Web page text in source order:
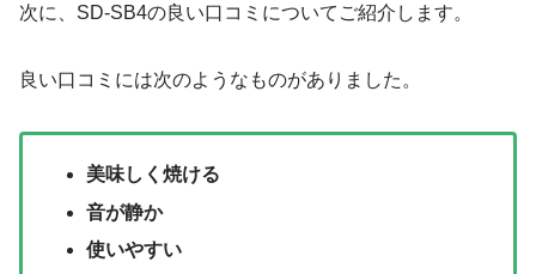
次に、SD-SB4の良い口コミについてご紹介します。
良い口コミには次のようなものがありました。
美味しく焼ける
音が静か
使いやすい